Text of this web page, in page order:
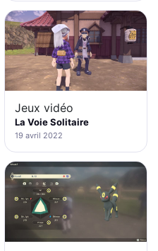
Jeux vidéo
La Voie Solitaire
19 avril 2022